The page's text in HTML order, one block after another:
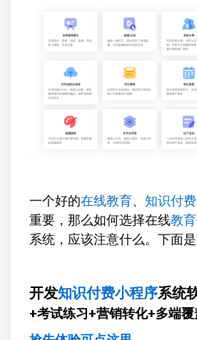
一个好的在线教育、 知识付费
重要，那么如何选择在线教
系统，应该注意什么。下面是
开发知识付费小程序系统
+考试练习+营销转化+多端覆